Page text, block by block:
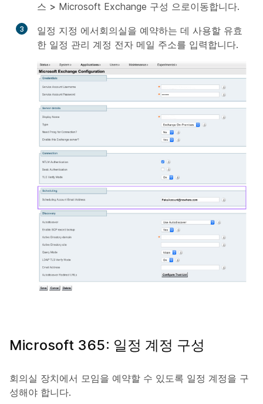
스 > Microsoft Exchange 구성 으로이동합니다.
3 일정 지정 에서회의실을 예약하는 데 사용할 유효
한 일정 관리 계정 전자 메일 주소를 입력합니다.
Microsoft 365: 일정 계정 구성
회의실 장치에서 모임을 예약할 수 있도록 일정 계정을 구
성해야 합니다.